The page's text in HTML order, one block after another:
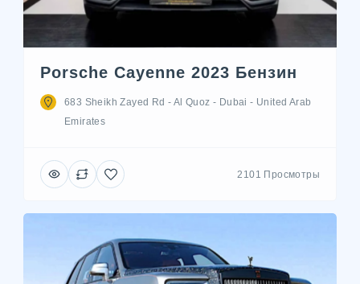
Porsche Cayenne 2023 Бензин
683 Sheikh Zayed Rd - Al Quoz - Dubai - United Arab
Emirates
2101 Просмотры